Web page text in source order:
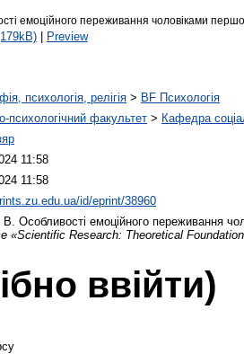
емоційного переживання чоловіками
| Preview
психологія, релігія > BF Психологія
психологічний факультет > Кафедра
11:58
11:58
id/eprint/38960
В. Особливості емоційного переживання
«Scientific Research: Theoretical
ввійти)